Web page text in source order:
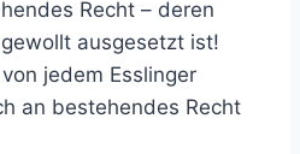
Recht – deren
ausgesetzt ist!
jedem Esslinger
an bestehendes Recht